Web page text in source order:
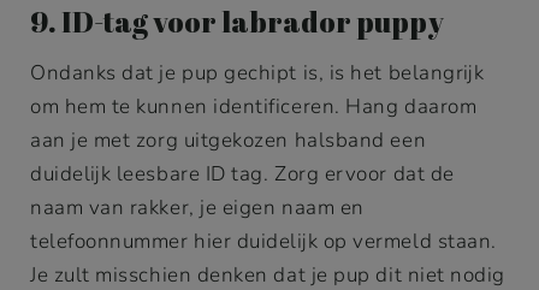
9. ID-tag voor labrador puppy
Ondanks dat je pup gechipt is, is het belangrijk
om hem te kunnen identificeren. Hang daarom
aan je met zorg uitgekozen halsband een
duidelijk leesbare ID tag. Zorg ervoor dat de
naam van rakker, je eigen naam en
telefoonnummer hier duidelijk op vermeld staan.
Je zult misschien denken dat je pup dit niet nodig